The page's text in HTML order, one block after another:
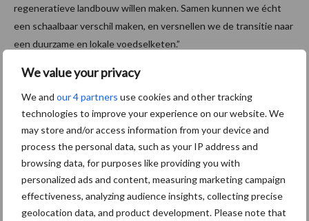
We value your privacy
We and our 4 partners use cookies and other tracking
technologies to improve your experience on our website. We
may store and/or access information from your device and
process the personal data, such as your IP address and
browsing data, for purposes like providing you with
personalized ads and content, measuring marketing campaign
effectiveness, analyzing audience insights, collecting precise
geolocation data, and product development. Please note that
regeneratieve landbouw willen maken. Samen kunnen we écht
een schaalbaar verschil maken, en versnellen we de transitie naar
een duurzame en lokale voedselketen.”
Stappen in professionaliteit met
BOER&NLekker
Anke Wismans, deelnemende boer en eigenaresse van
zuivelboerderij De Driehoek in Oosterhout: “De samenwerking
met Lokalist is precies wat we nog misten met BOER&NLekker.
De zakelijke markt is heel belangrijk voor ons als boeren, omdat
we op die manier ook echt volume en dus omzet kunnen draaien.